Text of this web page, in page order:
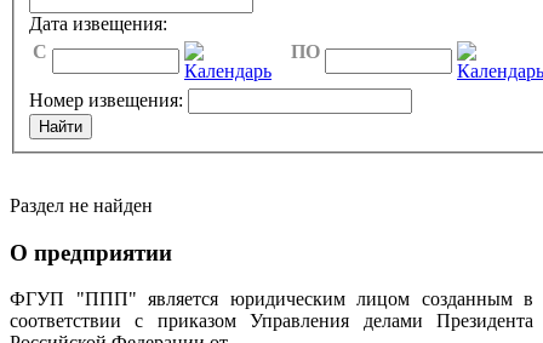
Дата извещения:
C
ПО
Номер извещения:
Раздел не найден
О предприятии
ФГУП "ППП" является юридическим лицом созданным в
соответствии с приказом Управления делами Президента